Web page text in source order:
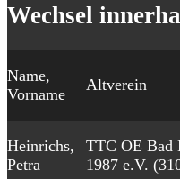
Wechsel
Name,
Vorname
Altverein
Heinrichs,
Petra
TTC OE Bad
1987 e.V.